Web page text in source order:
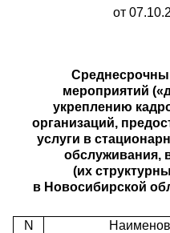
от
мероприятий
укреплению
организаций,
услуги в
обслуживания,
(их
в Новосибирской
N